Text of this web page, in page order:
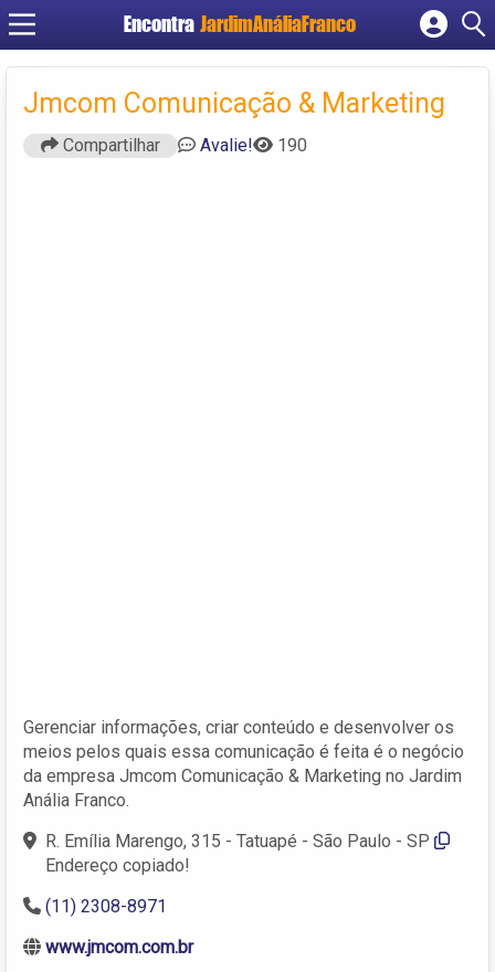
Encontra JardimAnáliaFranco
Cadastrar empresa
Fazer login
Criar conta
Jmcom Comunicação & Marketing
Compartilhar Avalie! 190
Gerenciar informações, criar conteúdo e desenvolver os
meios pelos quais essa comunicação é feita é o negócio
da empresa Jmcom Comunicação & Marketing no Jardim
Anália Franco.
R. Emília Marengo, 315 - Tatuapé - São Paulo - SP
Endereço copiado!
(11) 2308-8971
www.jmcom.com.br